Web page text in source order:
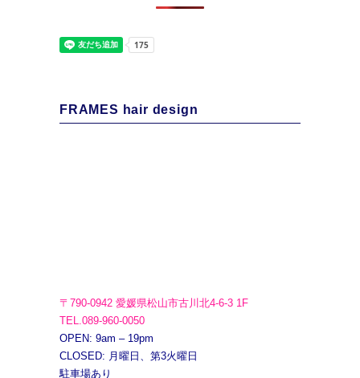
FRAMES hair design
〒790-0942 愛媛県松山市古川北4-6-3 1F
TEL.089-960-0050
OPEN: 9am – 19pm
CLOSED: 月曜日、第3火曜日
駐車場あり